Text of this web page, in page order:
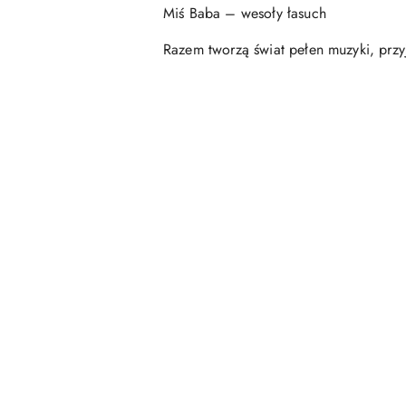
Miś Baba – wesoły łasuch
Razem tworzą świat pełen muzyki,